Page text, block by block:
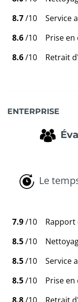
8.7/10
Service
8.6/10
Prise
8.6/10 Retrait
ENTERPRISE
Le
7.9/10
8.5/10
8.5/10
Service
8.5/10
Prise